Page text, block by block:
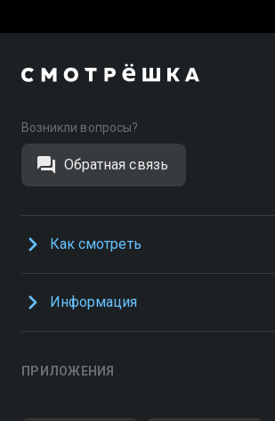
Возникли вопросы?
Обратная связь
Как смотреть
Информация
ПРИЛОЖЕНИЯ